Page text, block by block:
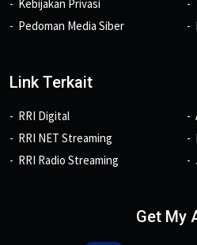
Kebijakan Privasi
Pedoman Media Siber
Link Terkait
RRI Digital
RRI NET Streaming
RRI Radio Streaming
Get My